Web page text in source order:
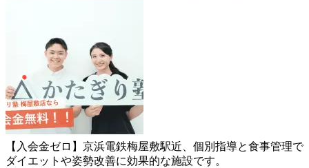
【入会金ゼロ】京浜電鉄梅屋敷駅近、個別指導と食事管理で
ダイエットや姿勢改善に効果的な施設です。